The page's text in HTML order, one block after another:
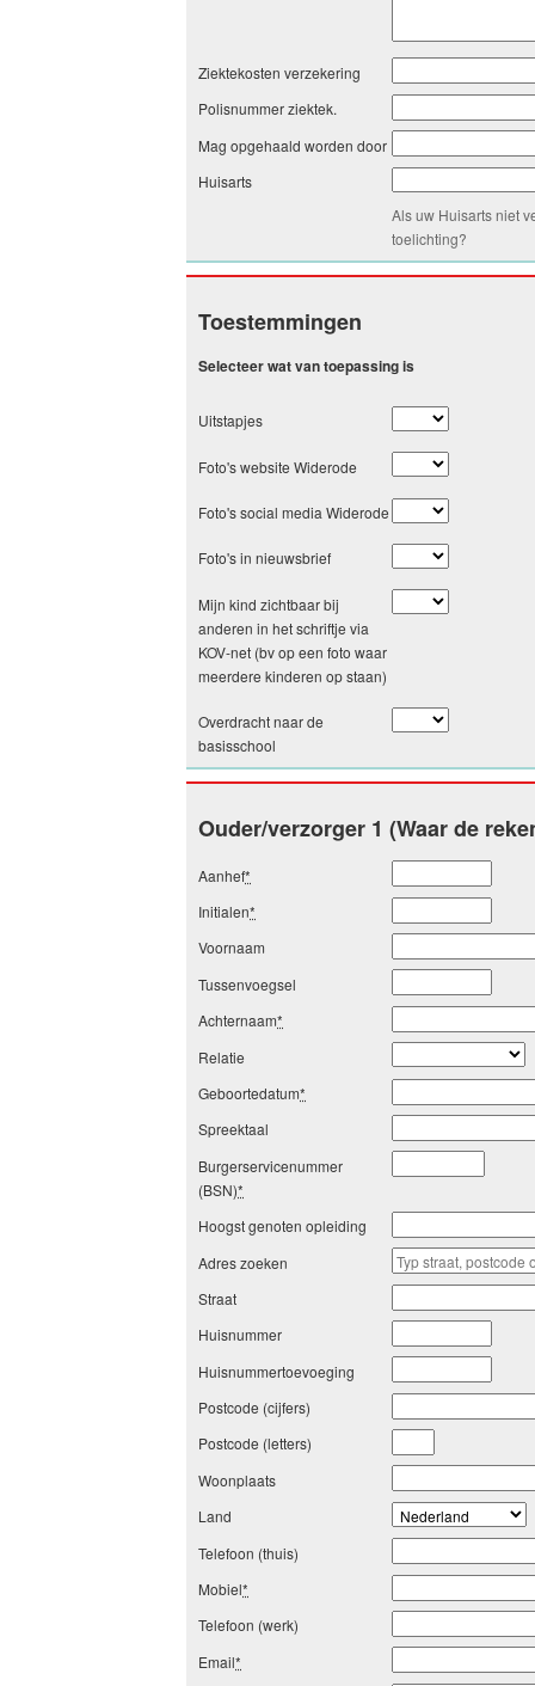
Ziektekosten verzekering
Polisnummer ziektek.
Mag opgehaald worden door
Huisarts
Als uw Huisarts niet
toelichting?
Toestemmingen
Selecteer wat van toepassing is
Uitstapjes
Foto's website Widerode
Foto's social media Widerode
Foto's in nieuwsbrief
Mijn kind zichtbaar bij
anderen in het schriftje via
KOV-net (bv op een foto waar
meerdere kinderen op staan)
Overdracht naar de
basisschool
Ouder/verzorger 1 (Waar de
Aanhef*
Initialen*
Voornaam
Tussenvoegsel
Achternaam*
Relatie
Geboortedatum*
Spreektaal
Burgerservicenummer
(BSN)*
Hoogst genoten opleiding
Adres zoeken
Straat
Huisnummer
Huisnummertoevoeging
Postcode (cijfers)
Postcode (letters)
Woonplaats
Land
Telefoon (thuis)
Mobiel*
Telefoon (werk)
Email*